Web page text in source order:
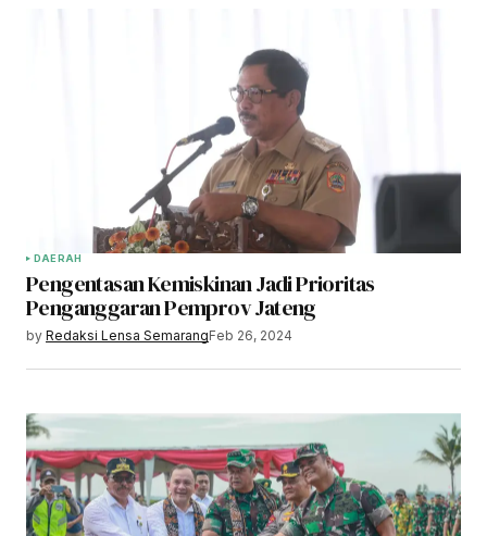
DAERAH
Pengentasan Kemiskinan Jadi Prioritas
Penganggaran Pemprov Jateng
by Redaksi Lensa SemarangFeb 26, 2024